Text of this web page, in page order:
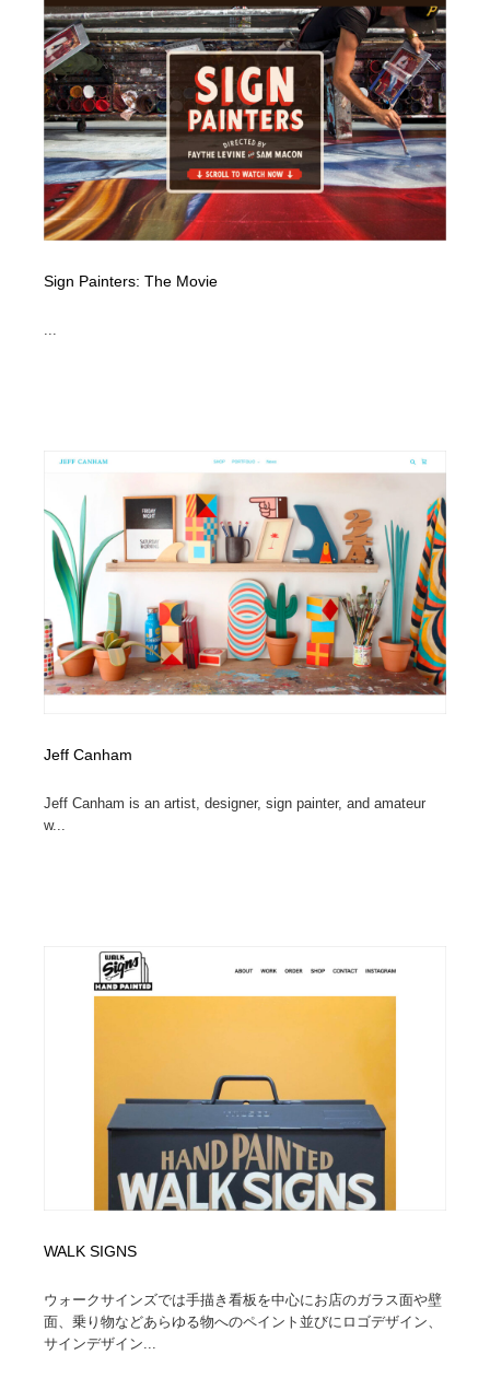
Sign Painters: The Movie
Jeff Canham
Jeff Canham is an artist, designer, sign painter, and amateur
w...
WALK SIGNS
ウォークサインズでは手描き看板を中心にお店のガラス面や壁
面、乗り物などあらゆる物へのペイント並びにロゴデザイン、
サインデザイン...